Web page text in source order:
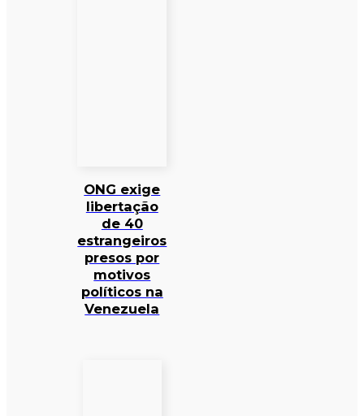
ONG exige
libertação
de 40
estrangeiros
presos por
motivos
políticos na
Venezuela